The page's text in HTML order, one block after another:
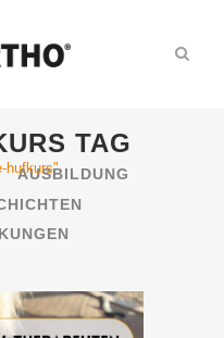
TAG
hufkurs"
AUSBILDUNG